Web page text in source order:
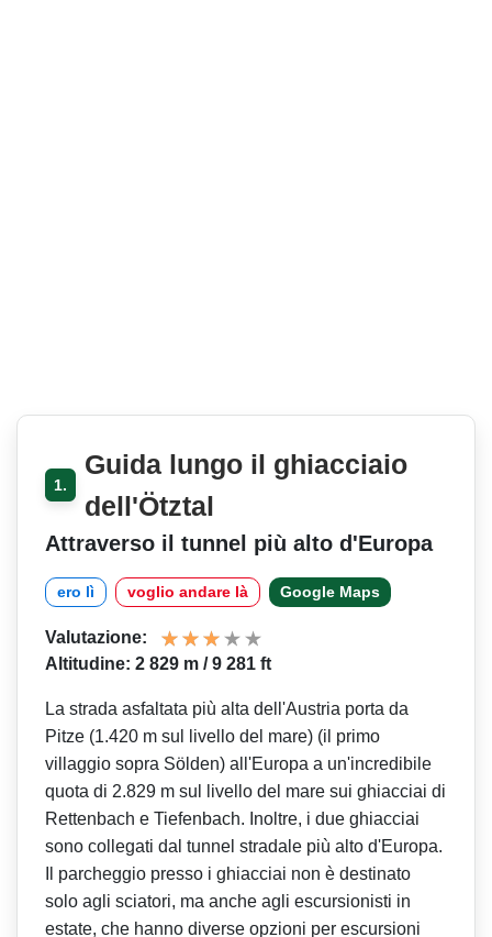
1.
Guida lungo il ghiacciaio
dell'Ötztal
Attraverso il tunnel più alto d'Europa
ero lì voglio andare là Google Maps
Valutazione:
Altitudine: 2 829 m / 9 281 ft
La strada asfaltata più alta dell'Austria porta da
Pitze (1.420 m sul livello del mare) (il primo
villaggio sopra Sölden) all'Europa a un'incredibile
quota di 2.829 m sul livello del mare sui ghiacciai di
Rettenbach e Tiefenbach. Inoltre, i due ghiacciai
sono collegati dal tunnel stradale più alto d'Europa.
Il parcheggio presso i ghiacciai non è destinato
solo agli sciatori, ma anche agli escursionisti in
estate, che hanno diverse opzioni per escursioni